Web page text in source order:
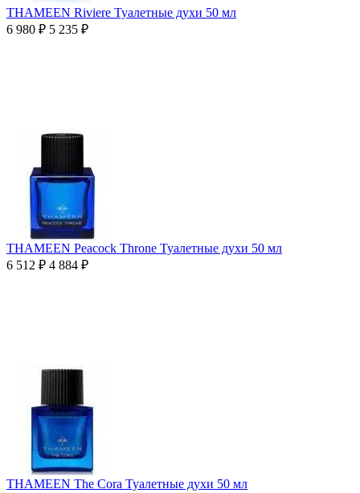
THAMEEN Riviere Туалетные духи 50 мл
6 980 ₽ 5 235 ₽
THAMEEN Peacock Throne Туалетные духи 50 мл
6 512 ₽ 4 884 ₽
THAMEEN The Cora Туалетные духи 50 мл